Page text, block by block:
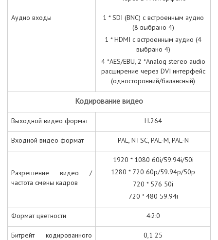
Аудио входы
1 * SDI (BNC) с встроенным аудио
(8 выбрано 4)
1 * HDMI с встроенным аудио (4
выбрано 4)
4 *AES/EBU, 2 *Analog stereo audio
расширение через DVI интерфейс
(односторонний/балансный)
Кодирование видео
Выходной видео формат H.264
Входной видео формат PAL, NTSC, PAL-M, PAL-N
Разрешение видео /
частота смены кадров
1920 * 1080 60i/59.94i/50i
1280 * 720 60p/59.94p/50p
720 * 576 50i
720 * 480 59.94i
Формат цветности 4:2:0
Битрейт кодированного
0,1 25